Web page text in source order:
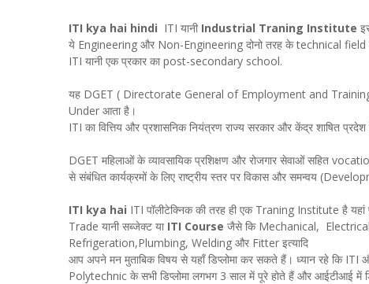
ITI kya hai hindi ITI यानी Industrial Traning Institute
ये Engineering और Non-Engineering दोनो तरह के technical field में
ITI यानी एक प्रकार का post-secondary school.
यह DGET ( Directorate General of Employment and
Under आता है।
ITI का वित्तिय और प्रशासनिक नियंत्रण राज्य सरकार और केंद्र शाषित प्रदेश
DGET महिलाओं के व्यावसायिक प्रशिक्षण और रोजगार सेवाओं सहित
से संबंधित कार्यक्रमों के लिए राष्ट्रीय स्तर पर विकास और समन्वय
ITI kya hai ITI पॉलीटेक्निक की तरह ही एक Traning Institute है
Trade यानी सब्जेक्ट या ITI Course जैसे कि Mechanical,
Refrigeration,Plumbing, Welding और Fitter इत्यादि
आप अपने मन मुताबिक विषय से यहाँ डिप्लोमा कर सकते हैं। ध्यान रहे कि
Polytechnic के सभी डिप्लोमा लगभग 3 साल में पूरे होते हैं और आईटीआई में